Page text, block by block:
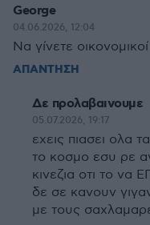
George
04.06.2026, 12:04
Να γίνετε
ΑΠΑΝΤΗΣΗ
Δε προλαβαινουμε
05.07.2026, 19:17
εχεις πιασει ολα
το κοσμο εσυ ρε
κινεζια οτι το
δε σε κανουν
με τους